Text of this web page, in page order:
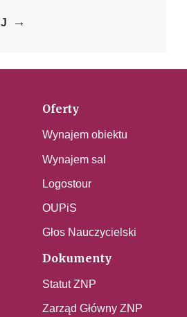
→
Oferty
Wynajem obiektu
Wynajem sal
Logostour
OUPiS
Głos Nauczycielski
Dokumenty
Statut ZNP
Zarząd Główny ZNP